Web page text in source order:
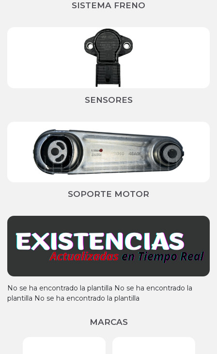
SISTEMA FRENO
SENSORES
SOPORTE MOTOR
No se ha encontrado la plantilla No se ha encontrado la
plantilla No se ha encontrado la plantilla
MARCAS